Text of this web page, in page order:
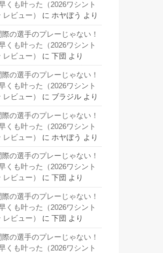
くも叶った（2026ワシント
ビュー）
に ホヤぼう より
際の選手のプレーじゃない！
くも叶った（2026ワシント
ビュー）
に 下団 より
際の選手のプレーじゃない！
くも叶った（2026ワシント
ビュー）
に ブラジル より
際の選手のプレーじゃない！
くも叶った（2026ワシント
ビュー）
に ホヤぼう より
際の選手のプレーじゃない！
くも叶った（2026ワシント
ビュー）
に 下団 より
際の選手のプレーじゃない！
くも叶った（2026ワシント
ビュー）
に 下団 より
際の選手のプレーじゃない！
くも叶った（2026ワシント